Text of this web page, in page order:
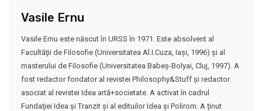
Vasile Ernu
Vasile Ernu este născut în URSS în 1971. Este absolvent al
Facultăţii de Filosofie (Universitatea Al.I.Cuza, Iaşi, 1996) şi al
masterului de Filosofie (Universitatea Babeş-Bolyai, Cluj, 1997). A
fost redactor fondator al revistei Philosophy&Stuff şi redactor
asociat al revistei Idea artă+societate. A activat în cadrul
Fundaţiei Idea şi Tranzit şi al edituilor Idea şi Polirom. A ţinut